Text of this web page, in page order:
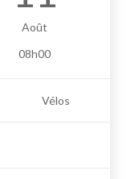
Août
08h00
Vélos